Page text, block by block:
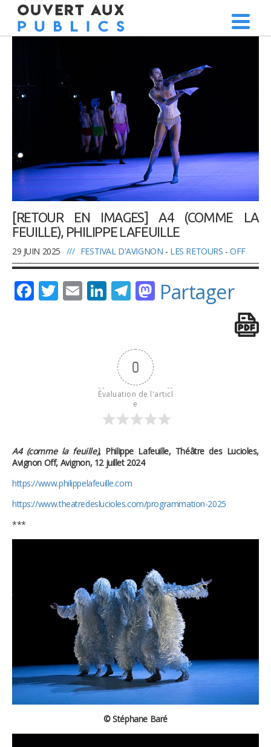
[RETOUR EN IMAGES] A4 (COMME LA
FEUILLE), PHILIPPE LAFEUILLE
29 JUIN 2025 /// FESTIVAL D'AVIGNON - LES RETOURS -OFF
Facebook
Twitter
EmailLinkedIn
Telegram
Mastodon
Partager
0
Évaluation de l'articl
e
A4 (comme la feuille), Philippe Lafeuille, Théâtre des Lucioles,
Avignon Off, Avignon, 12 juillet 2024
https://www.philippelafeuille.com
https://www.theatredeslucioles.com/programmation-2025
***
© Stéphane Baré